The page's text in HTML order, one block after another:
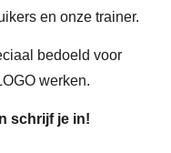
en onze trainer.
bedoeld voor
werken.
schrijf je in!